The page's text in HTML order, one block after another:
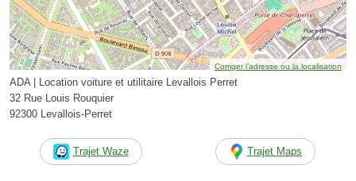
Corriger l’adresse ou la localisation
ADA | Location voiture et utilitaire Levallois Perret
32 Rue Louis Rouquier
92300 Levallois-Perret
Trajet Waze Trajet Maps